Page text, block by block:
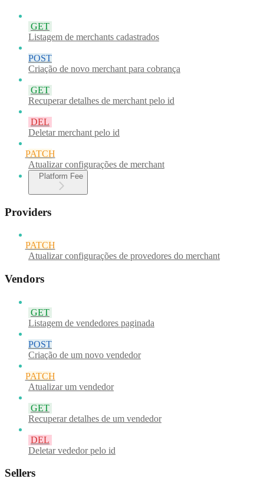
GET
Listagem de merchants cadastrados
POST
Criação de novo merchant para cobrança
GET
Recuperar detalhes de merchant pelo id
DEL
Deletar merchant pelo id
PATCH
Atualizar configurações de merchant
Platform Fee
Providers
PATCH
Atualizar configurações de provedores do merchant
Vendors
GET
Listagem de vendedores paginada
POST
Criação de um novo vendedor
PATCH
Atualizar um vendedor
GET
Recuperar detalhes de um vendedor
DEL
Deletar vededor pelo id
Sellers